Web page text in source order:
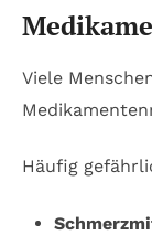
Viele
Häufig